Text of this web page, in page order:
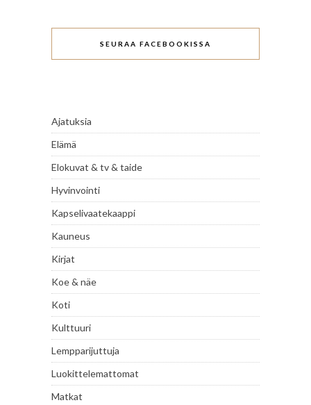
SEURAA FACEBOOKISSA
Ajatuksia
Elämä
Elokuvat & tv & taide
Hyvinvointi
Kapselivaatekaappi
Kauneus
Kirjat
Koe & näe
Koti
Kulttuuri
Lempparijuttuja
Luokittelemattomat
Matkat